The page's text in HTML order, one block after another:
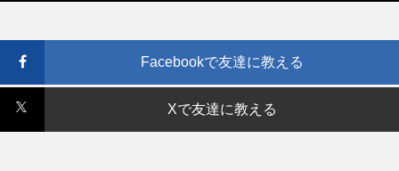
Facebookで友達に教える
Xで友達に教える